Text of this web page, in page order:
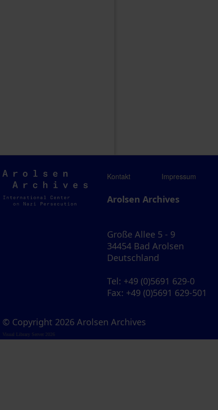
Arolsen
Archives
Kontakt Impressum
Arolsen Archives
Große Allee 5 - 9
34454 Bad Arolsen
Deutschland
Tel: +49 (0)5691 629-0
Fax: +49 (0)5691 629-501
© Copyright 2026 Arolsen Archives
Visual Library Server 2026